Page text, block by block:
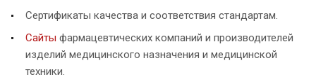
Сертификаты качества и соответствия стандартам.
Сайты фармацевтических компаний и производителей
изделий медицинского назначения и медицинской
техники.